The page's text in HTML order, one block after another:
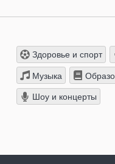
Здоровье и спорт
Музыка
Шоу и концерты